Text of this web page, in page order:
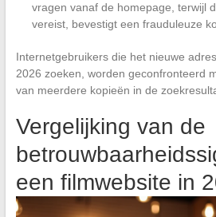
vragen vanaf de homepage, terwijl
vereist, bevestigt een frauduleuze
Internetgebruikers die het nieuwe
2026 zoeken, worden geconfronteerd
van meerdere kopieën in de
Vergelijking van de
een filmwebsite in